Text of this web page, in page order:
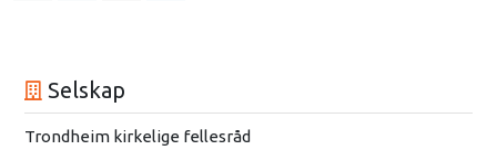
Selskap
Trondheim kirkelige fellesråd